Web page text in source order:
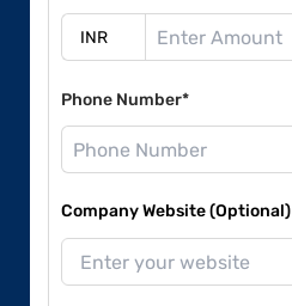
Phone Number*
Company Website (Optional)